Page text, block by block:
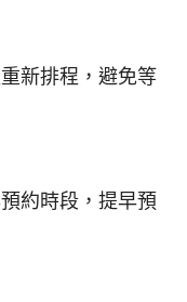
新排程，避免等
約時段，提早預